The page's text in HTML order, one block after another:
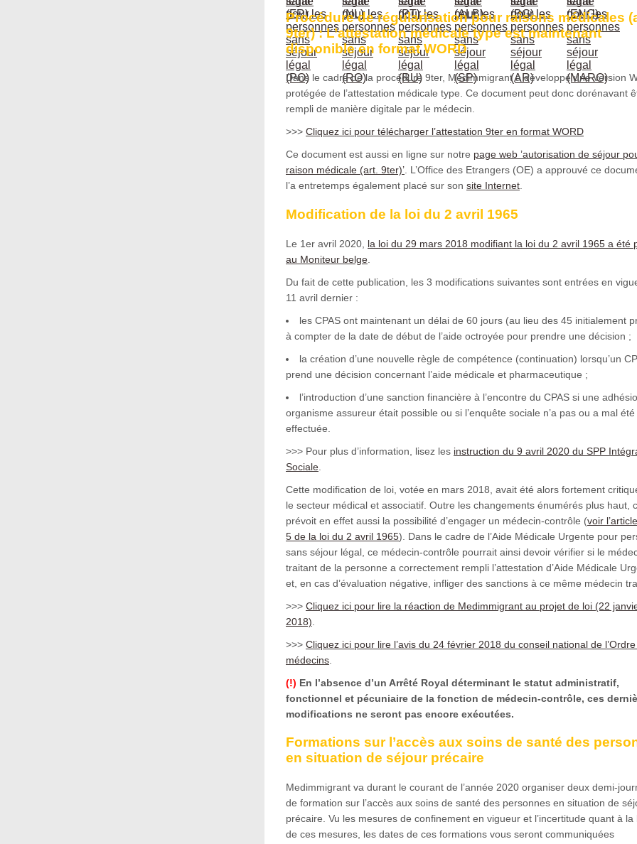
Procédure de régularisation pour raisons médicales
9ter) : L’attestation médicale type est maintenant
disponible en format WORD
Dans le cadre de la procédure 9ter, Medimmigrant a développé une version
protégée de l’attestation médicale type. Ce document peut donc dorénavant
rempli de manière digitale par le médecin.
>>> Cliquez ici pour télécharger l’attestation 9ter en format WORD
Ce document est aussi en ligne sur notre page web ’autorisation de séjour
raison médicale (art. 9ter)’. L’Office des Etrangers (OE) a approuvé ce
l’a entretemps également placé sur son site Internet.
Modification de la loi du 2 avril 1965
Le 1er avril 2020, la loi du 29 mars 2018 modifiant la loi du 2 avril 1965 a été
au Moniteur belge
Du fait de cette publication, les 3 modifications suivantes sont entrées en
11 avril dernier :
les CPAS ont maintenant un délai de 60 jours (au lieu des 45 initialement
à compter de la date de début de l’aide octroyée pour prendre une décision ;
la création d’une nouvelle règle de compétence (continuation) lorsqu’un
prend une décision concernant l’aide médicale et pharmaceutique ;
l’introduction d’une sanction financière à l’encontre du CPAS si une
organisme assureur était possible ou si l’enquête sociale n’a pas ou a mal été
effectuée.
>>> Pour plus d’information, lisez les instruction du 9 avril 2020 du SPP
Sociale
Cette modification de loi, votée en mars 2018, avait été alors fortement
le secteur médical et associatif. Outre les changements énumérés plus haut,
prévoit en effet aussi la possibilité d’engager un médecin-contrôle (voir
5 de la loi du 2 avril 1965). Dans le cadre de l’Aide Médicale Urgente pour
sans séjour légal, ce médecin-contrôle pourrait ainsi devoir vérifier si le
traitant de la personne a correctement rempli l’attestation d’Aide Médicale
et, en cas d’évaluation négative, infliger des sanctions à ce même médecin
>>> Cliquez ici pour lire la réaction de Medimmigrant au projet de loi (22
2018)
>>> Cliquez ici pour lire l’avis du 24 février 2018 du conseil national de
médecins
(!) En l’absence d’un Arrêté Royal déterminant le statut administratif,
fonctionnel et pécuniaire de la fonction de médecin-contrôle, ces
modifications ne seront pas encore exécutées.
Formations sur l’accès aux soins de santé des
en situation de séjour précaire
Medimmigrant va durant le courant de l’année 2020 organiser deux demi-
de formation sur l’accès aux soins de santé des personnes en situation de
précaire. Vu les mesures de confinement en vigueur et l’incertitude quant à la
de ces mesures, les dates de ces formations vous seront communiquées